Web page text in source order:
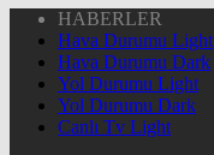
HABERLER
Hava Durumu Light
Hava Durumu Dark
Yol Durumu Light
Yol Durumu Dark
Canlı Tv Light